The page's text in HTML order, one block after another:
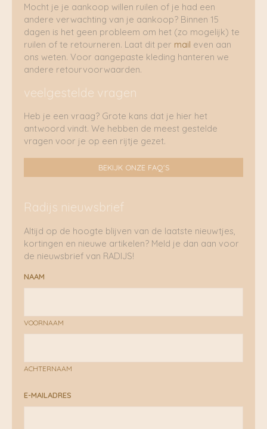
Mocht je je aankoop willen ruilen of je had een
andere verwachting van je aankoop? Binnen 15
dagen is het geen probleem om het (zo mogelijk) te
ruilen of te retourneren. Laat dit per mail even aan
ons weten. Voor aangepaste kleding hanteren we
andere retourvoorwaarden.
veelgestelde vragen
Heb je een vraag? Grote kans dat je hier het
antwoord vindt. We hebben de meest gestelde
vragen voor je op een rijtje gezet.
BEKIJK ONZE FAQ'S
Radijs nieuwsbrief
Altijd op de hoogte blijven van de laatste nieuwtjes,
kortingen en nieuwe artikelen? Meld je dan aan voor
de nieuwsbrief van RADIJS!
NAAM
VOORNAAM
ACHTERNAAM
E-MAILADRES